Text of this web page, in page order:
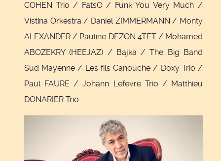
COHEN Trio / FatsO / Funk You Very Much /
Vistina Orkestra / Daniel ZIMMERMANN / Monty
ALEXANDER / Pauline DEZON 4TET / Mohamed
ABOZEKRY (HEEJAZ) / Bajka / The Big Band
Sud Mayenne / Les fils Canouche / Doxy Trio /
Paul FAURE / Johann Lefevre Trio / Matthieu
DONARIER Trio